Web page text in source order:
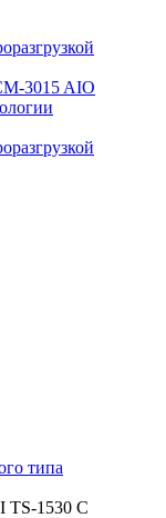
3015 AIO
типа
TS-1530 C